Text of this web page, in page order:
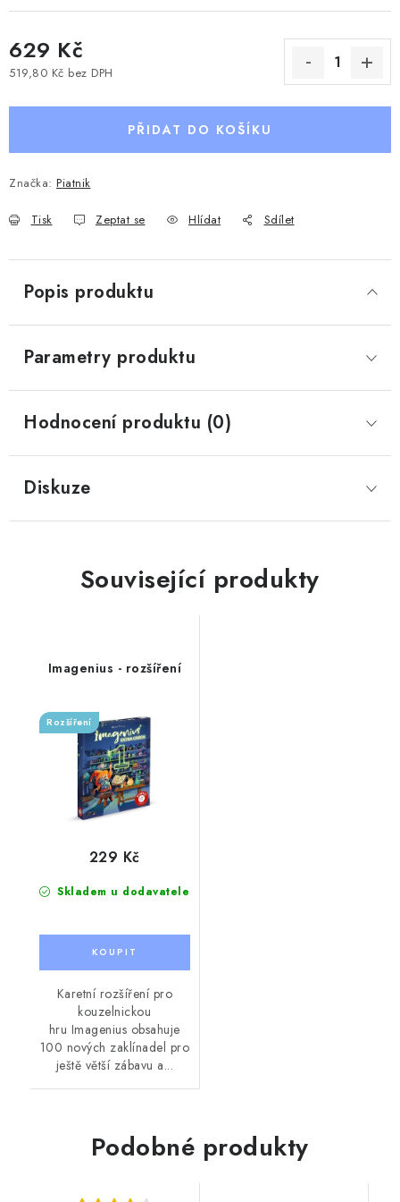
629 Kč
519,80 Kč bez DPH
PŘIDAT DO KOŠÍKU
Značka: Piatnik
Tisk Zeptat se Hlídat Sdílet
Popis produktu
Parametry produktu
Hodnocení produktu (0)
Diskuze
Související produkty
Imagenius - rozšíření
Rozšíření
Skladem u dodavatele
229 Kč
Karetní rozšíření pro
kouzelnickou
hru Imagenius obsahuje
100 nových zaklínadel pro
ještě větší zábavu a...
Podobné produkty